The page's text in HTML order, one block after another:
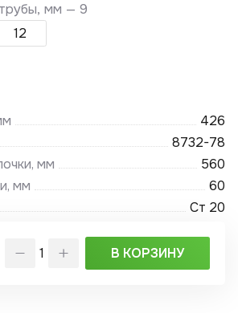
мм —9
12
426
8732-78
мм
560
мм
60
Ст 20
В КОРЗИНУ